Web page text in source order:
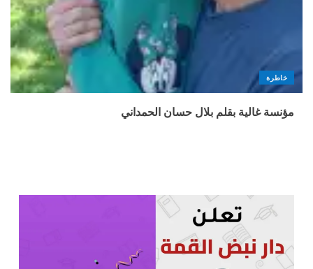
خاطرة
مؤنسة غالية بقلم بلال حسان الحمداني